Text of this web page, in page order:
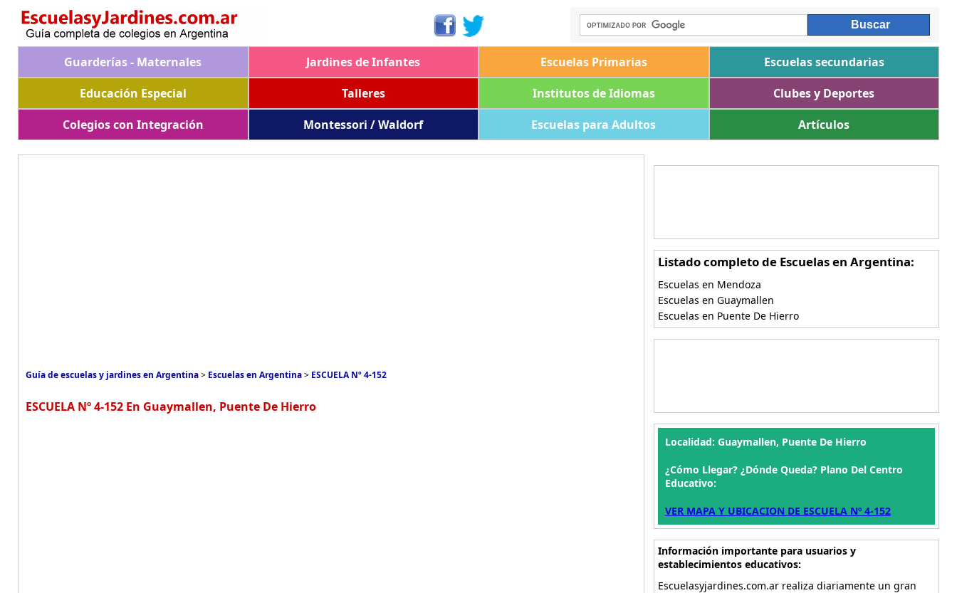
Guarderías - Maternales Jardines de Infantes Escuelas Primarias
Escuelas secundarias
Educación Especial
Talleres Institutos de Idiomas
Clubes y Deportes
Colegios con Integración
Montessori / Waldorf Escuelas para Adultos Artículos
Guía de escuelas y jardines en Argentina> Escuelas en Argentina> ESCUELA Nº 4-152
ESCUELA Nº 4-152 En Guaymallen, Puente De Hierro
Listado completo de Escuelas en Argentina:
Escuelas en Mendoza
Escuelas en Guaymallen
Escuelas en Puente De Hierro
Localidad: Guaymallen, Puente De Hierro
¿Cómo Llegar? ¿Dónde Queda? Plano Del Centro
Educativo:
VER MAPA Y UBICACION DE ESCUELA Nº 4-152
Información importante para usuarios y
establecimientos educativos:
Escuelasyjardines.com.ar realiza diariamente un gran